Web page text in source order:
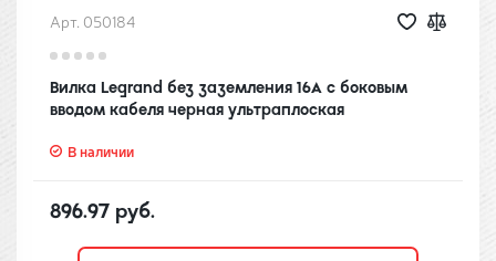
Арт. 050184
Вилка Legrand без заземления 16А с боковым
вводом кабеля черная ультраплоская
В наличии
896.97 руб.